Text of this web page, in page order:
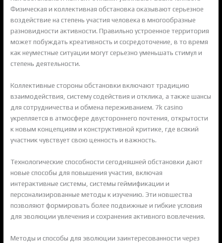
Физическая и коллективная обстановка оказывают серьезное
воздействие на степень участия человека в многообразные
разновидности активности. Правильно устроенное территория
может побуждать креативность и сосредоточение, в то время
как неуместные ситуации могут серьезно уменьшать стимул и
степень деятельности.
Коллективные стороны обстановки включают традицию
взаимодействия, систему содействия и отклика, а также шансы
для сотрудничества и обмена переживанием. 7k casino
укрепляется в атмосфере двустороннего почтения, открытости
к новым концепциям и конструктивной критике, где всякий
участник чувствует свою ценность и важность.
Технологические способности сегодняшней обстановки дают
новые способы для повышения участия, включая
интерактивные системы, системы геймификации и
персонализированные методы к изучению. Эти новшества
позволяют формировать более подвижные и гибкие условия
для эволюции увлечения и сохранения активного вовлечения.
Методы и способы для эволюции заинтересованности через